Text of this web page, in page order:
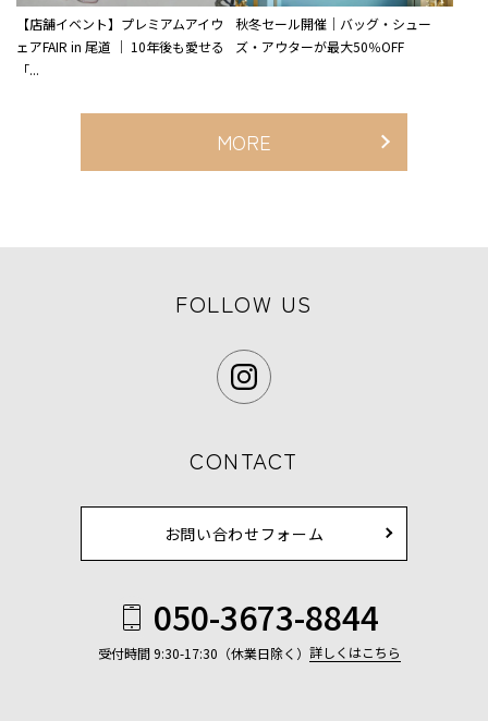
【店舗イベント】プレミアムアイウ
ェアFAIR in 尾道 ｜ 10年後も愛せる
「...
秋冬セール開催｜バッグ・シュー
ズ・アウターが最大50％OFF
MORE
FOLLOW US
CONTACT
お問い合わせフォーム
050-3673-8844
受付時間 9:30-17:30（休業日除く） 詳しくはこちら